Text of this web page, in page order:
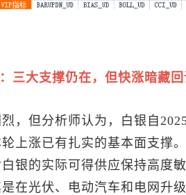
三大支撑仍在，但快涨暗藏
，但分析师认为，白银自
上涨已有扎实的基本面支撑
银的实际可得供应保持高度
在光伏、电动汽车和电网升